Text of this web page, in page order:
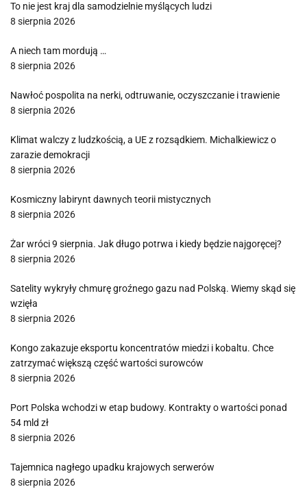
To nie jest kraj dla samodzielnie myślących ludzi
8 sierpnia 2026
A niech tam mordują …
8 sierpnia 2026
Nawłoć pospolita na nerki, odtruwanie, oczyszczanie i trawienie
8 sierpnia 2026
Klimat walczy z ludzkością, a UE z rozsądkiem. Michalkiewicz o
zarazie demokracji
8 sierpnia 2026
Kosmiczny labirynt dawnych teorii mistycznych
8 sierpnia 2026
Żar wróci 9 sierpnia. Jak długo potrwa i kiedy będzie najgoręcej?
8 sierpnia 2026
Satelity wykryły chmurę groźnego gazu nad Polską. Wiemy skąd się
wzięła
8 sierpnia 2026
Kongo zakazuje eksportu koncentratów miedzi i kobaltu. Chce
zatrzymać większą część wartości surowców
8 sierpnia 2026
Port Polska wchodzi w etap budowy. Kontrakty o wartości ponad
54 mld zł
8 sierpnia 2026
Tajemnica nagłego upadku krajowych serwerów
8 sierpnia 2026